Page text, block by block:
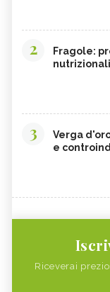
2
Fragole:
3
Verga
e
Riceverai